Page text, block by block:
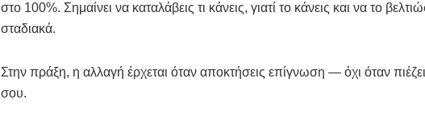
στο 100%. Σημαίνει να καταλάβεις τι κάνεις, γιατί το κάνεις και να το
σταδιακά.
Στην πράξη, η αλλαγή έρχεται όταν αποκτήσεις επίγνωση — όχι όταν
σου.